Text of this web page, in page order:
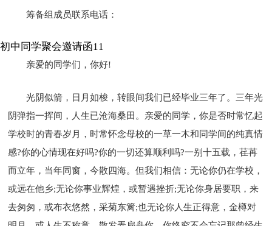
筹备组成员联系电话：
初中同学聚会邀请函11
亲爱的同学们，你好!
光阴似箭，日月如梭，转眼间我们已经毕业三年了。三年光
阴弹指一挥间，人生已沧海桑田。亲爱的同学，你是否时常忆起
学校时的青春岁月，时常怀念母校的一草一木和同学间的纯真情
感?你的心情现在好吗?你的一切还算顺利吗?一别十五载，荏苒
而立年，当年同窗，今散四海。但我们相信：无论你仍在学校，
或远在他乡;无论你事业辉煌，或暂遇挫折;无论你身居要职，来
去匆匆，或布衣悠然，采菊东篱;也无论你人生正得意，金樽对